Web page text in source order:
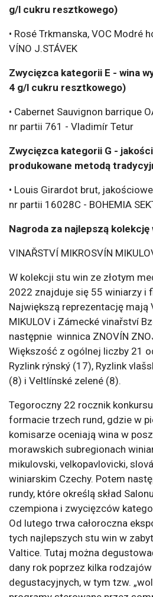
g/l cukru resztkowego)
• Rosé Trkmanska, VOC Modré
VÍNO J.STÁVEK
Zwycięzca kategorii E - wina
4 g/l cukru resztkowego)
• Cabernet Sauvignon barrique
nr partii 761 - Vladimír Tetur
Zwycięzca kategorii G -
produkowane metodą
• Louis Girardot brut,
nr partii 16028C - BOHEMIA
Nagroda za najlepszą kolekcję
VINAŘSTVÍ MIKROSVÍN
W kolekcji stu win ze złotym
2022 znajduje się 55 winiarzy i
Największą reprezentację mają
MIKULOV i Zámecké vinařství
następnie winnica ZNOVÍN
Większość z ogólnej liczby 21
Ryzlink rýnský (17), Ryzlink
(8) i Veltlínské zelené (8).
Tegoroczny 22 rocznik
formacie trzech rund, gdzie w
komisarze oceniają wina w
morawskich subregionach
mikulovski, velkopavlovicki,
winiarskim Czechy. Potem
rundy, które określą skład
czempiona i zwycięzców
Od lutego trwa całoroczna
tych najlepszych stu win w
Valtice. Tutaj można
dany rok poprzez kilka
degustacyjnych, w tym tzw.